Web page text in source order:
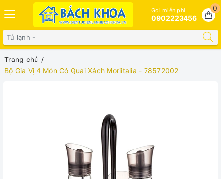
0
Gọi miễn phí
0902223456
Trang chủ
Bộ Gia Vị 4 Món Có Quai Xách Moriitalia - 78572002